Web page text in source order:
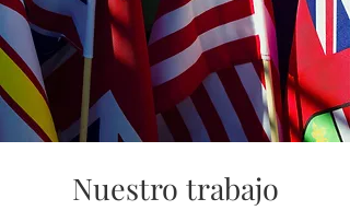
Nuestro trabajo